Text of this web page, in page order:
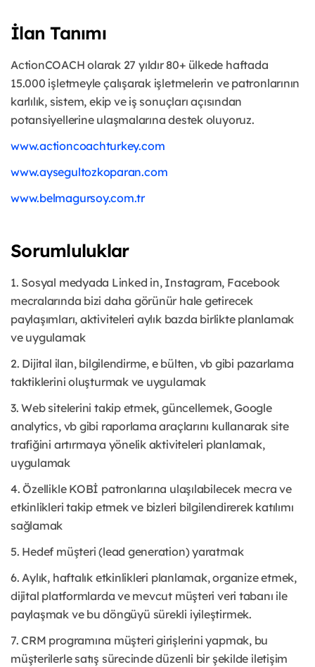
İlan Tanımı
ActionCOACH olarak 27 yıldır 80+ ülkede haftada
15.000 işletmeyle çalışarak işletmelerin ve patronlarının
karlılık, sistem, ekip ve iş sonuçları açısından
potansiyellerine ulaşmalarına destek oluyoruz.
www.actioncoachturkey.com
www.aysegultozkoparan.com
www.belmagursoy.com.tr
Sorumluluklar
1. Sosyal medyada Linked in, Instagram, Facebook
mecralarında bizi daha görünür hale getirecek
paylaşımları, aktiviteleri aylık bazda birlikte planlamak
ve uygulamak
2. Dijital ilan, bilgilendirme, e bülten, vb gibi pazarlama
taktiklerini oluşturmak ve uygulamak
3. Web sitelerini takip etmek, güncellemek, Google
analytics, vb gibi raporlama araçlarını kullanarak site
trafiğini artırmaya yönelik aktiviteleri planlamak,
uygulamak
4. Özellikle KOBİ patronlarına ulaşılabilecek mecra ve
etkinlikleri takip etmek ve bizleri bilgilendirerek katılımı
sağlamak
5. Hedef müşteri (lead generation) yaratmak
6. Aylık, haftalık etkinlikleri planlamak, organize etmek,
dijital platformlarda ve mevcut müşteri veri tabanı ile
paylaşmak ve bu döngüyü sürekli iyileştirmek.
7. CRM programına müşteri girişlerini yapmak, bu
müşterilerle satış sürecinde düzenli bir şekilde iletişim